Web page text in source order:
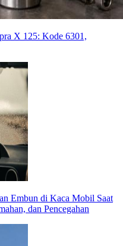
X 125: Kode 6301,
Embun di Kaca Mobil Saat
dan Pencegahan